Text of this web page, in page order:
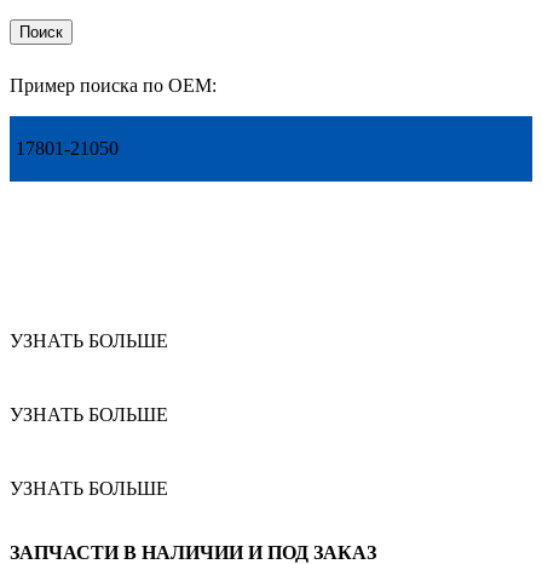
Поиск
Пример поиска по OEM:
17801-21050
УЗНАТЬ БОЛЬШЕ
УЗНАТЬ БОЛЬШЕ
УЗНАТЬ БОЛЬШЕ
ЗАПЧАСТИ В НАЛИЧИИ И ПОД ЗАКАЗ